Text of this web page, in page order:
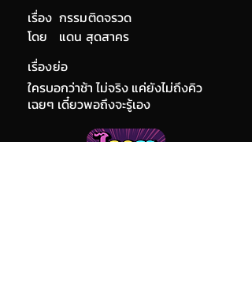
เรื่อง กรรมติดจรวด
แดน สุดสาคร
โดย
เรื่องย่อ
ใครบอกว่าช้า ไม่จริง แค่ยังไม่ถึงคิว
เฉยๆ เดี๋ยวพอถึงจะรู้เอง